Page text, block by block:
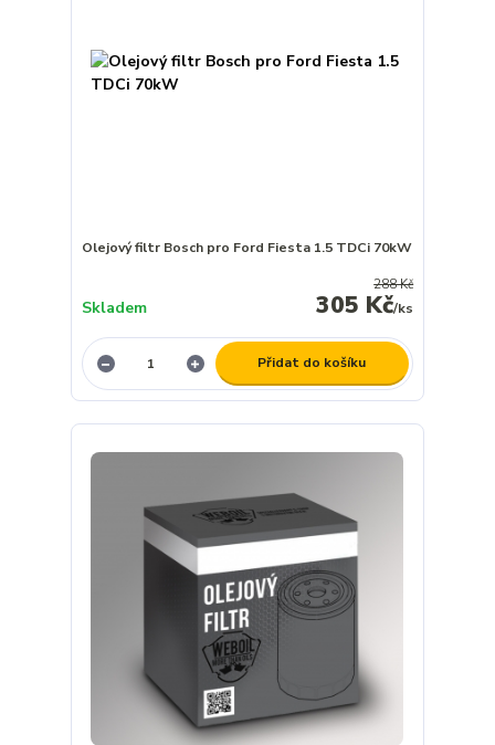
Olejový filtr Bosch pro Ford Fiesta 1.5 TDCi 70kW
288 Kč
305 Kč/ks
Skladem
Přidat do košíku